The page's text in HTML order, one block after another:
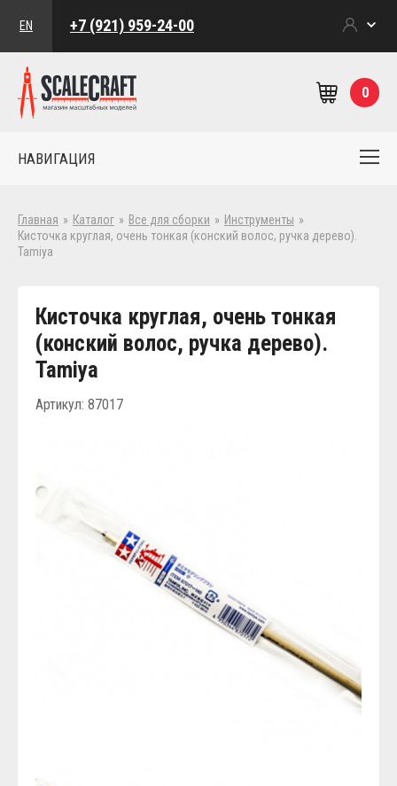
EN +7 (921) 959-24-00
0
НАВИГАЦИЯ
Главная » Каталог » Все для сборки » Инструменты »
Кисточка круглая, очень тонкая (конский волос, ручка дерево).
Tamiya
Кисточка круглая, очень тонкая
(конский волос, ручка дерево).
Tamiya
Артикул: 87017